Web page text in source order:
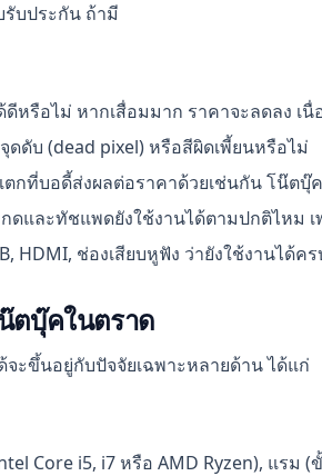
รับประกัน ถ้ามี
ดีหรือไม่ หากเสื่อมมาก ราคาจะลดลง เนื่
ดับ (dead pixel) หรือสีผิดเพี้ยนหรือไม่
กที่บอดี้ส่งผลต่อราคาด้วยเช่นกัน โน๊ต
และทัชแพดยังใช้งานได้ตามปกติไหม
HDMI, ช่องเสียบหูฟัง ว่ายังใช้งานได้ค
ตบุ๊คในตราด
ะขึ้นอยู่กับปัจจัยเฉพาะหลายด้าน ได้แก่
Core i5, i7 หรือ AMD Ryzen), แรม